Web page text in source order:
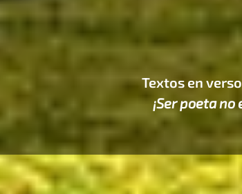
Textos en
¡Ser poeta no